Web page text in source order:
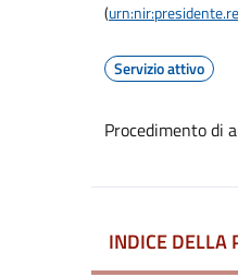
(
Servizio attivo
Procedimento di
INDICE DELLA